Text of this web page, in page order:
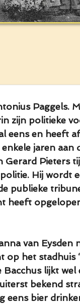
Paggels.
zijn politieke
eens en heeft
jaren aan
Pieters
Hij wordt
publieke
heeft
van Eysden
het stadhuis
Bacchus lijkt
bekend
eens bier